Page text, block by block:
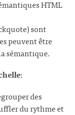
HTML
sont
peuvent être
sémantique.
:
des
du rythme et